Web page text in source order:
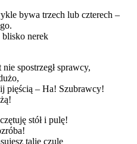
bywa trzech lub czterech –
blisko nerek
spostrzegł sprawcy,
pięścią – Ha! Szubrawcy!
stół i pulę!
talię czule